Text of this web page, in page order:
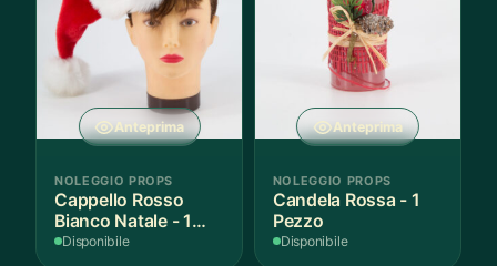
Anteprima
NOLEGGIO PROPS
Cappello Rosso
Bianco Natale - 1
Pezzo
Disponibile
Anteprima
NOLEGGIO PROPS
Candela Rossa - 1
Pezzo
Disponibile